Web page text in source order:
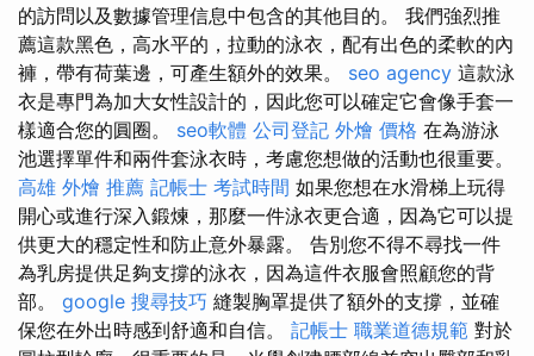
的訪問以及數據管理信息中包含的其他目的。 我們強烈推
薦這款黑色，高水平的，拉動的泳衣，配有出色的柔軟的內
褲，帶有荷葉邊，可產生額外的效果。 seo agency 這款泳
衣是專門為加大女性設計的，因此您可以確定它會像手套一
樣適合您的圓圈。 seo軟體 公司登記 外燴 價格 在為游泳
池選擇單件和兩件套泳衣時，考慮您想做的活動也很重要。
高雄 外燴 推薦 記帳士 考試時間 如果您想在水滑梯上玩得
開心或進行深入鍛煉，那麼一件泳衣更合適，因為它可以提
供更大的穩定性和防止意外暴露。 告別您不得不尋找一件
為乳房提供足夠支撐的泳衣，因為這件衣服會照顧您的背
部。 google 搜尋技巧 縫製胸罩提供了額外的支撐，並確
保您在外出時感到舒適和自信。 記帳士 職業道德規範 對於